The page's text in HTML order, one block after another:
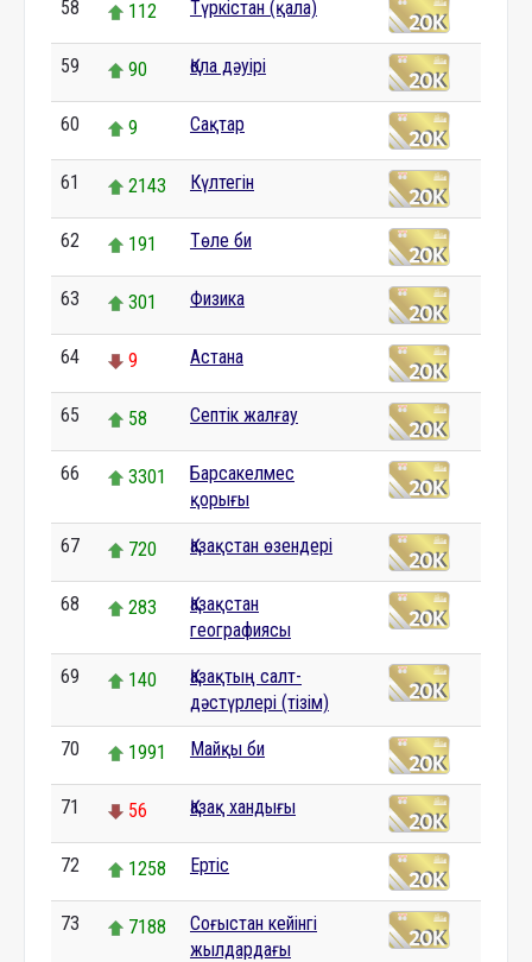
58 112 Түркістан (қала)
59 90 Қола дәуірі
60 9 Сақтар
61 2143 Күлтегін
62 191 Төле би
63 301 Физика
64 9 Астана
65 58 Септік жалғау
66 3301
Барсакелмес
қорығы
67 720 Қазақстан өзендері
68 283
Қазақстан
географиясы
69 140
Қазақтың салт-
дәстүрлері (тізім)
70 1991 Майқы би
71 56 Қазақ хандығы
72 1258 Ертіс
73 7188
Соғыстан кейінгі
жылдардағы